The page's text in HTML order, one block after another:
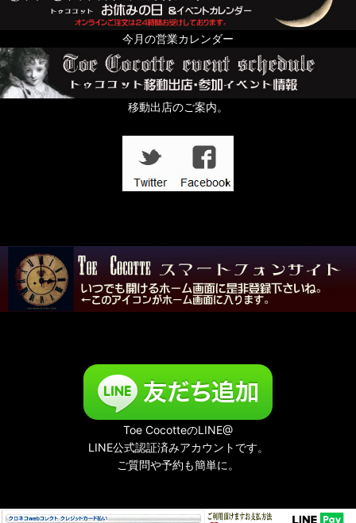
今月の営業カレンダー
移動出店のご案内。
Toe CocotteのLINE@
LINE公式認証済みアカウントです。
ご質問や予約も簡単に。